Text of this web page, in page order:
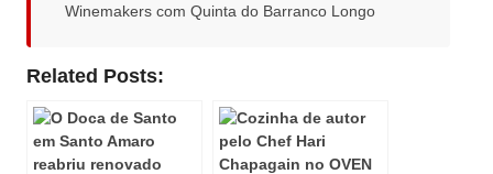
Winemakers com Quinta do Barranco Longo
Related Posts: